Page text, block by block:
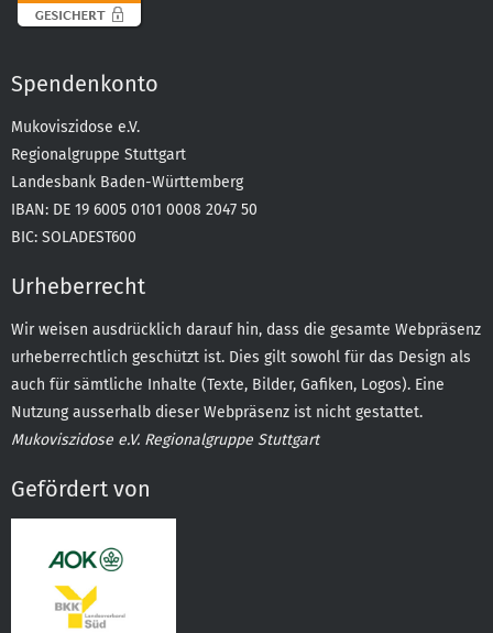
Spendenkonto
Mukoviszidose e.V.
Regionalgruppe Stuttgart
Landesbank Baden-Württemberg
IBAN: DE 19 6005 0101 0008 2047 50
BIC: SOLADEST600
Urheberrecht
Wir weisen ausdrücklich darauf hin, dass die gesamte Webpräsenz
urheberrechtlich geschützt ist. Dies gilt sowohl für das Design als
auch für sämtliche Inhalte (Texte, Bilder, Gafiken, Logos). Eine
Nutzung ausserhalb dieser Webpräsenz ist nicht gestattet.
Mukoviszidose e.V. Regionalgruppe Stuttgart
Gefördert von